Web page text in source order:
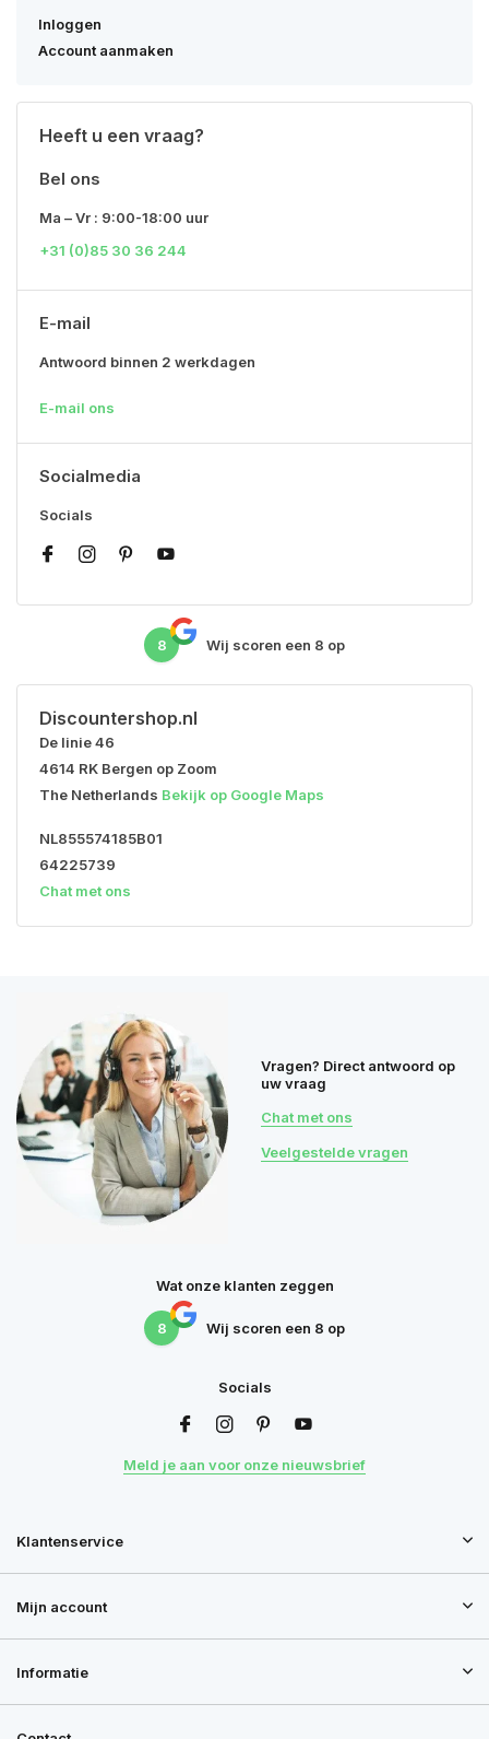
Inloggen
Account aanmaken
Heeft u een vraag?
Bel ons
Ma – Vr : 9:00-18:00 uur
+31 (0)85 30 36 244
E-mail
Antwoord binnen 2 werkdagen
E-mail ons
Socialmedia
Socials
8 Wij scoren een 8 op
Discountershop.nl
De linie 46
4614 RK Bergen op Zoom
The Netherlands Bekijk op Google Maps
NL855574185B01
64225739
Chat met ons
Vragen? Direct antwoord op
uw vraag
Chat met ons
Veelgestelde vragen
Wat onze klanten zeggen
8 Wij scoren een 8 op
Socials
Meld je aan voor onze nieuwsbrief
Klantenservice
Mijn account
Informatie